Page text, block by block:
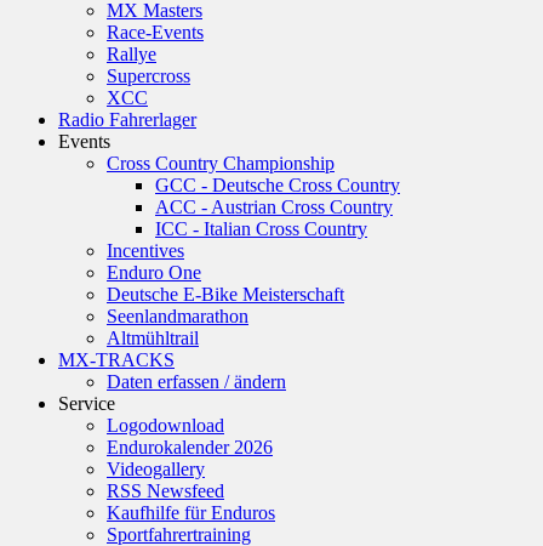
MX Masters
Race-Events
Rallye
Supercross
XCC
Radio Fahrerlager
Events
Cross Country Championship
GCC - Deutsche Cross Country
ACC - Austrian Cross Country
ICC - Italian Cross Country
Incentives
Enduro One
Deutsche E-Bike Meisterschaft
Seenlandmarathon
Altmühltrail
MX-TRACKS
Daten erfassen / ändern
Service
Logodownload
Endurokalender 2026
Videogallery
RSS Newsfeed
Kaufhilfe für Enduros
Sportfahrertraining